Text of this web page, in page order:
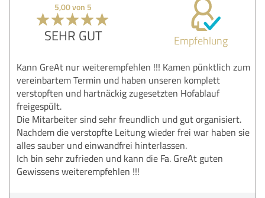
5,00 von 5
SEHR GUT Empfehlung
Kann GreAt nur weiterempfehlen !!! Kamen pünktlich zum
vereinbartem Termin und haben unseren komplett
verstopften und hartnäckig zugesetzten Hofablauf
freigespült.
Die Mitarbeiter sind sehr freundlich und gut organisiert.
Nachdem die verstopfte Leitung wieder frei war haben sie
alles sauber und einwandfrei hinterlassen.
Ich bin sehr zufrieden und kann die Fa. GreAt guten
Gewissens weiterempfehlen !!!